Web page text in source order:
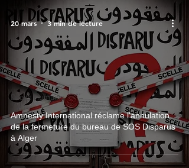
Amnesty International réclame l'annulation
de la fermeture du bureau de SOS Disparus
à Alger
Droits Humains
20 mars 3 min de lecture